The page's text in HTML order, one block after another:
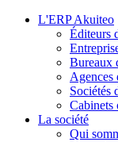
L'ERP Akuiteo
Éditeurs
Bureaux
Agences
Sociétés
Cabinets
La société
Qui